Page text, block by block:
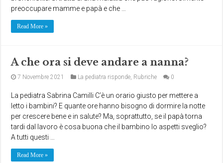
preoccupare mamme e papà e che …
Read More »
A che ora si deve andare a nanna?
7 Novembre 2021 La pediatra risponde, Rubriche 0
La pediatra Sabrina Camilli C’è un orario giusto per mettere a
letto i bambini? E quante ore hanno bisogno di dormire la notte
per crescere bene e in salute? Ma, soprattutto, se il papà torna
tardi dal lavoro è cosa buona che il bambino lo aspetti sveglio?
A tutti questi …
Read More »